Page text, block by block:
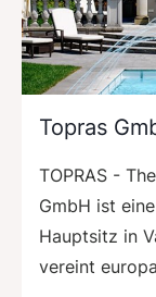
Topras
TOPRAS -
GmbH ist
Hauptsitz in
vereint